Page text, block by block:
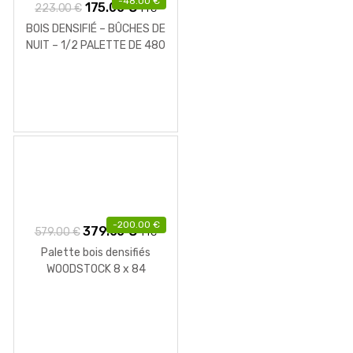
223.00€ Le
prix
initial
175.00€Le
prix
actuel
TTC
BOIS DENSIFIÉ – BÛCHES DE
NUIT – 1/2 PALETTE DE 480
-200.00 €
579.00€ Le
prix
initial
379.00€Le
prix
actuel
TTC
Palette bois densifiés
WOODSTOCK 8 x 84